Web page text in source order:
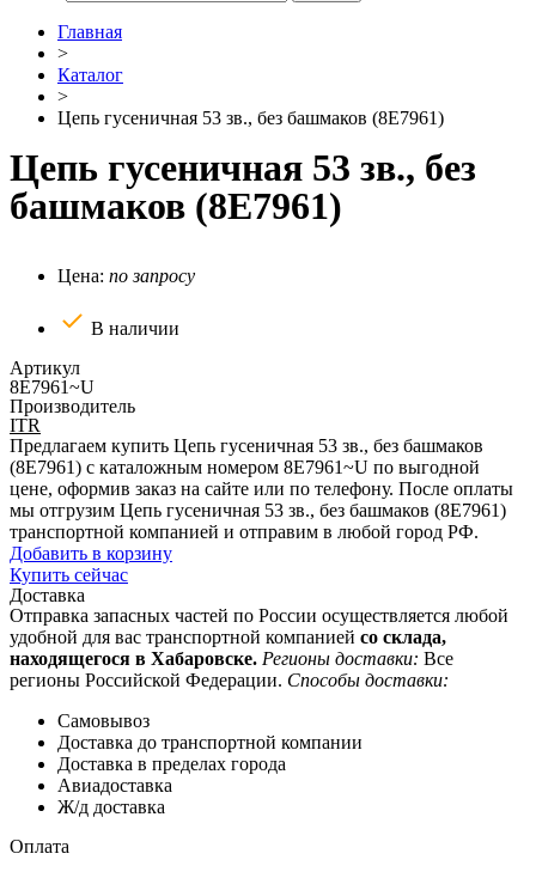
Главная
>
Каталог
>
Цепь гусеничная 53 зв., без башмаков (8E7961)
Цепь гусеничная 53 зв., без
башмаков (8E7961)
Цена: по запросу
В наличии
Артикул
8E7961~U
Производитель
ITR
Предлагаем купить Цепь гусеничная 53 зв., без башмаков
(8E7961) с каталожным номером 8E7961~U по выгодной
цене, оформив заказ на сайте или по телефону. После оплаты
мы отгрузим Цепь гусеничная 53 зв., без башмаков (8E7961)
транспортной компанией и отправим в любой город РФ.
Добавить в корзину
Купить сейчас
Доставка
Отправка запасных частей по России осуществляется любой
удобной для вас транспортной компанией со склада,
находящегося в Хабаровске. Регионы доставки: Все
регионы Российской Федерации. Способы доставки:
Самовывоз
Доставка до транспортной компании
Доставка в пределах города
Авиадоставка
Ж/д доставка
Оплата